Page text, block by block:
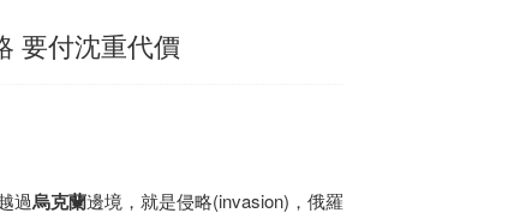
要付沈重代價
過烏克蘭邊境，就是侵略(invasion)，俄羅